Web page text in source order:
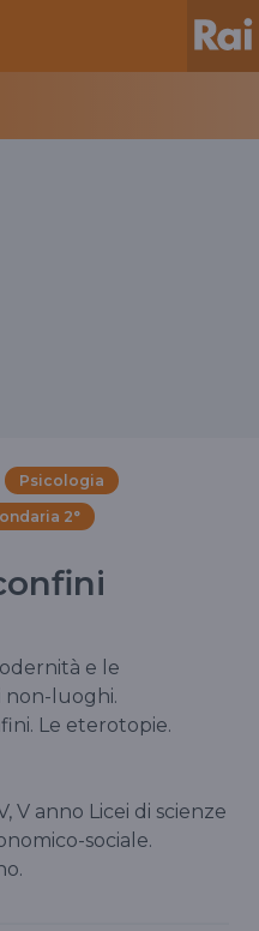
Psicologia
2°
e le
non-luoghi.
Le eterotopie.
V anno Licei di scienze
sociale.